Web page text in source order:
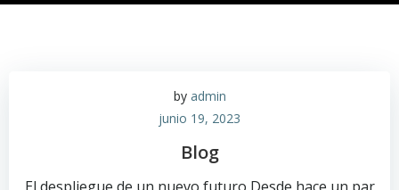
by admin
junio 19, 2023
Blog